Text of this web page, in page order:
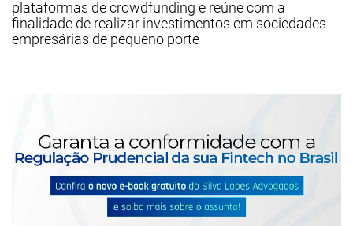
plataformas de crowdfunding e reúne com a
finalidade de realizar investimentos em sociedades
empresárias de pequeno porte